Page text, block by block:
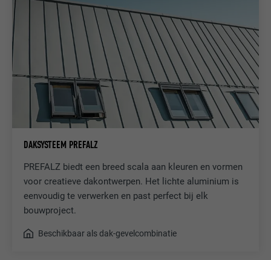
DAKSYSTEEM PREFALZ
PREFALZ biedt een breed scala aan kleuren en vormen
voor creatieve dakontwerpen. Het lichte aluminium is
eenvoudig te verwerken en past perfect bij elk
bouwproject.
Beschikbaar als dak-gevelcombinatie